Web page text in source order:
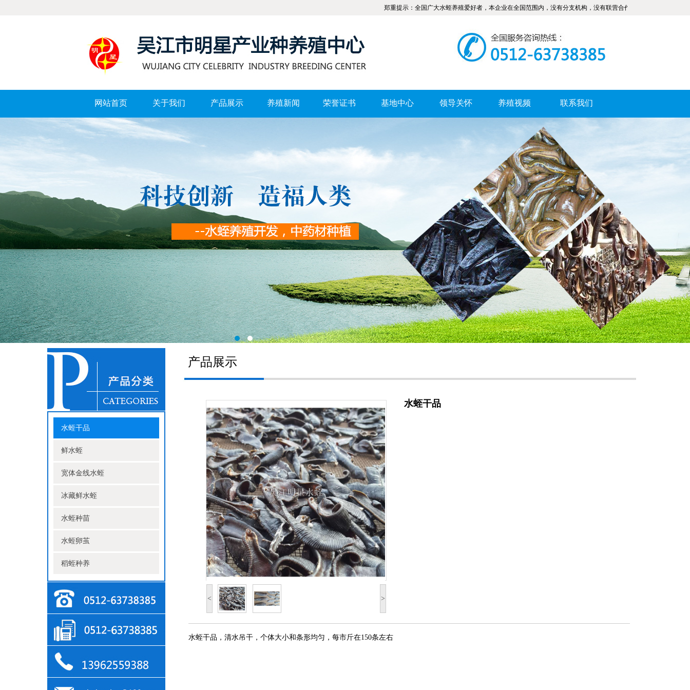
郑重提示：全国广大水蛭养殖爱好者，本企业在全国范围内，没有分支机构，没有联营合作和加盟招商，希广大社会民
网站首页 关于我们 产品展示 养殖新闻 荣誉证书 基地中心 领导关怀 养殖视频 联系我们
水蛭干品
鲜水蛭
宽体金线水蛭
冰藏鲜水蛭
水蛭种苗
水蛭卵茧
稻蛭种养
产品展示
< >
水蛭干品
水蛭干品，清水吊干，个体大小和条形均匀，每市斤在150条左右